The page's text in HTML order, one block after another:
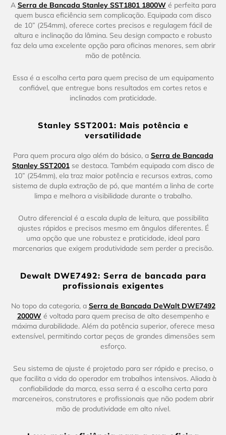
A Serra de Bancada Stanley SST1801 1800Wé perfeita para
quem busca eficiência sem complicação. Equipada com disco
de 10” (254mm), oferece cortes precisos e regulagem fácil de
altura e inclinação da lâmina. Seu design compacto e robusto
faz dela uma excelente opção para oficinas menores, sem abrir
mão de potência.
Essa é a escolha certa para quem precisa de um equipamento
confiável, que entregue bons resultados em cortes retos e
inclinados com praticidade.
Stanley SST2001: Mais potência e
versatilidade
Para quem procura algo além do básico, a Serra de Bancada
Stanley SST2001se destaca. Também equipada com disco de
10” (254mm), ela traz maior potência e recursos extras, como
sistema de dupla extração de pó, que mantém a linha de corte
limpa e melhora a visibilidade durante o trabalho.
Outro diferencial é a escala dupla de leitura, que possibilita
ajustes rápidos e precisos mesmo em ângulos diferentes. É
uma opção que une robustez e praticidade, ideal para
marcenarias que exigem produtividade sem perder a precisão.
Dewalt DWE7492: Serra de bancada para
profissionais exigentes
No topo da categoria, a Serra de Bancada DeWalt DWE7492
2000Wé voltada para quem precisa de alto desempenho e
máxima durabilidade. Além da potência superior, oferece mesa
extensível, permitindo cortar peças de grandes dimensões sem
esforço.
Seu sistema de ajuste é projetado para ser rápido e preciso, o
que facilita a vida do operador em trabalhos intensivos. Aliada à
confiabilidade da marca, essa serra é a escolha certa para
marceneiros, construtores e profissionais que não podem abrir
mão de produtividade em alto nível.